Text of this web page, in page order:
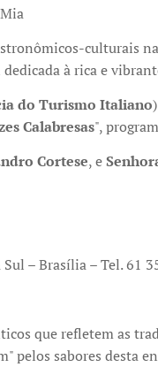
culturais
à rica e
do Turismo Italiano
Calabresas",
Cortese, e
– Brasília – Tel. 61
que refletem as
pelos sabores desta